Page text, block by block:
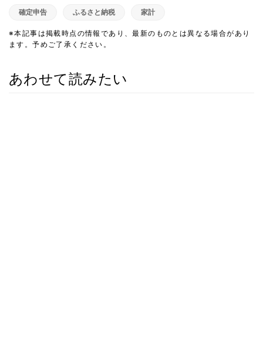
確定申告 ふるさと納税 家計
※本記事は掲載時点の情報であり、最新のものとは異なる場合があり
ます。予めご了承ください。
あわせて読みたい